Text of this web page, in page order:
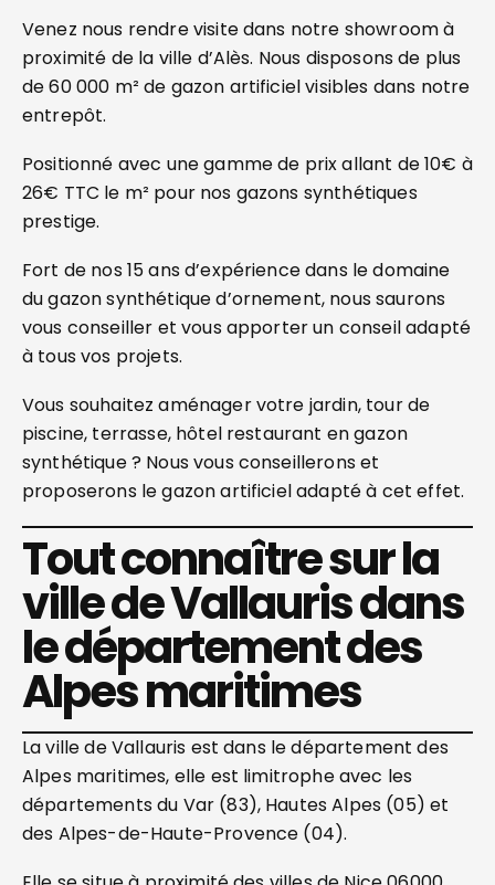
Venez nous rendre visite dans notre showroom à
proximité de la ville d’Alès. Nous disposons de plus
de 60 000 m² de gazon artificiel visibles dans notre
entrepôt.
Positionné avec une gamme de prix allant de 10€ à
26€ TTC le m² pour nos gazons synthétiques
prestige.
Fort de nos 15 ans d’expérience dans le domaine
du gazon synthétique d’ornement, nous saurons
vous conseiller et vous apporter un conseil adapté
à tous vos projets.
Vous souhaitez aménager votre jardin, tour de
piscine, terrasse, hôtel restaurant en gazon
synthétique ? Nous vous conseillerons et
proposerons le gazon artificiel adapté à cet effet.
Tout connaître sur la
ville de Vallauris dans
le département des
Alpes maritimes
La ville de Vallauris est dans le département des
Alpes maritimes, elle est limitrophe avec les
départements du Var (83), Hautes Alpes (05) et
des Alpes-de-Haute-Provence (04).